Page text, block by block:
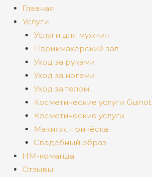
Главная
Услуги
Услуги для мужчин
Парикмахерский зал
Уход за руками
Уход за ногами
Уход за телом
Косметические услуги Guinot
Косметические услуги
Макияж, причёска
Свадебный образ
НМ-команда
Отзывы